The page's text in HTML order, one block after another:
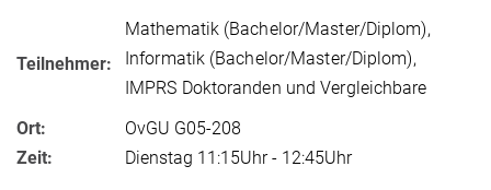
Teilnehmer:
Mathematik (Bachelor/Master/Diplom),
Informatik (Bachelor/Master/Diplom),
IMPRS Doktoranden und Vergleichbare
Ort:
OvGU G05-208
Zeit:
Dienstag 11:15Uhr - 12:45Uhr